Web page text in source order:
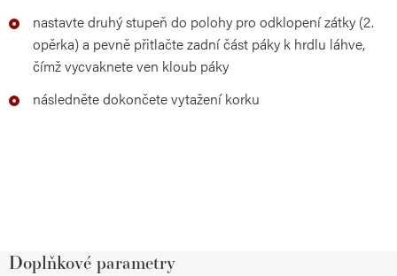
nastavte druhý stupeň do polohy pro odklopení zátky (2.
opěrka) a pevně přitlačte zadní část páky k hrdlu láhve,
čímž vycvaknete ven kloub páky
následněte dokončete vytažení korku
Doplňkové parametry